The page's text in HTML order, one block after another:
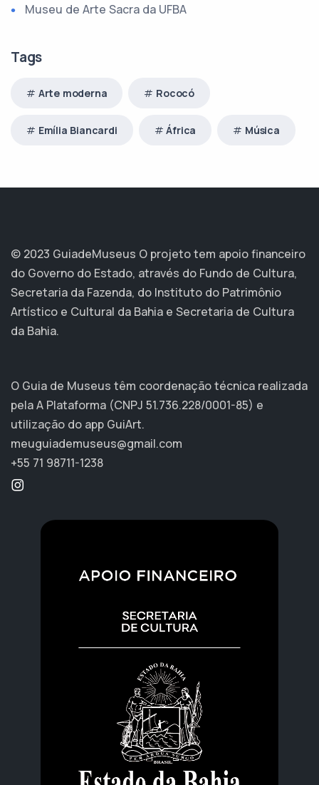
Museu de Arte Sacra da UFBA
Tags
Arte moderna Rococó
Emília Biancardi África Música
© 2023 GuiadeMuseus O projeto tem apoio financeiro
do Governo do Estado, através do Fundo de Cultura,
Secretaria da Fazenda, do Instituto do Patrimônio
Artístico e Cultural da Bahia e Secretaria de Cultura
da Bahia.
O Guia de Museus têm coordenação técnica realizada
pela A Plataforma (CNPJ 51.736.228/0001-85) e
utilização do app GuiArt.
meuguiademuseus@gmail.com
+55 71 98711-1238